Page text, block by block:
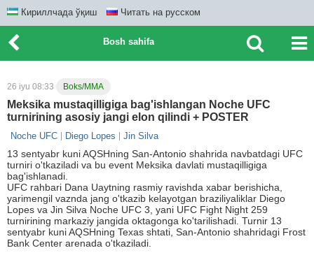
Кириллчада ўқиш Читать на русском
Bosh sahifa
26 iyu 08:33 Boks/MMA
Meksika mustaqilligiga bag'ishlangan Noche UFC
turnirining asosiy jangi elon qilindi + POSTER
Noche UFC Diego Lopes Jin Silva
13 sentyabr kuni AQSHning San-Antonio shahrida navbatdagi UFC
turniri o'tkaziladi va bu event Meksika davlati mustaqilligiga
bag'ishlanadi.
UFC rahbari Dana Uaytning rasmiy ravishda xabar berishicha,
yarimengil vaznda jang o'tkazib kelayotgan braziliyaliklar Diego
Lopes va Jin Silva Noche UFC 3, yani UFC Fight Night 259
turnirining markaziy jangida oktagonga ko'tarilishadi. Turnir 13
sentyabr kuni AQSHning Texas shtati, San-Antonio shahridagi Frost
Bank Center arenada o'tkaziladi.